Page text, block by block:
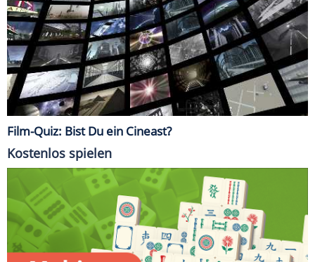
Film-Quiz: Bist Du ein Cineast?
Kostenlos spielen